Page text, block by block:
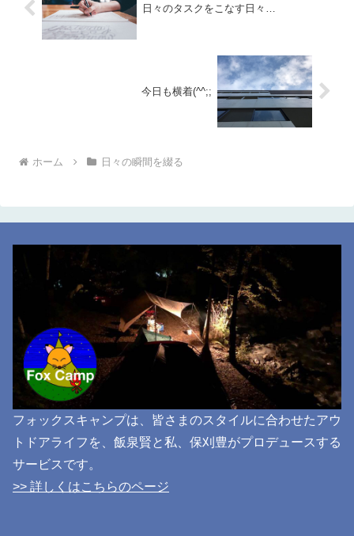
日々のタスクをこなす日々…
今日も横着(^^;;
ホーム 日々の瞬間を綴る
フォックスキャンプは、皆さまのスタイルに合わせたアウ
トドアライフを、飯泉賢と私、保刈豊がプロデュースする
サービスです。
>> 詳しくはこちらのページ